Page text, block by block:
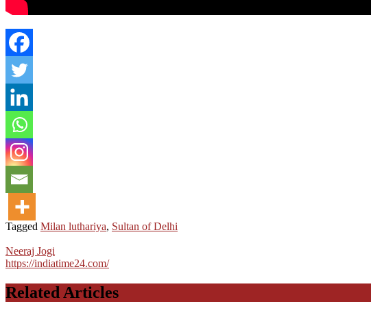
Tagged Milan luthariya, Sultan of Delhi
Neeraj Jogi
https://indiatime24.com/
Related Articles